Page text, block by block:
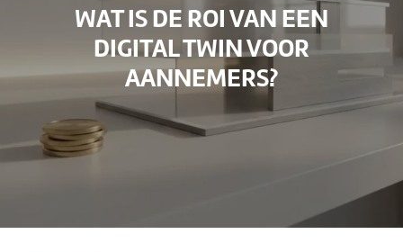
WAT IS DE ROI VAN EEN
DIGITAL TWIN VOOR
AANNEMERS?